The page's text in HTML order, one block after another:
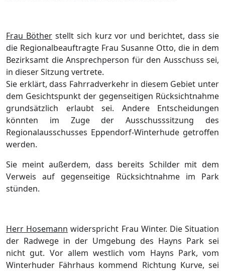
Frau Bötherstellt sich kurz vor und berichtet, dass sie
die Regionalbeauftragte Frau Susanne Otto, die in dem
Bezirksamt die Ansprechperson für den Ausschuss sei,
in dieser Sitzung vertrete.
Sie erklärt, dass Fahrradverkehr in diesem Gebiet unter
dem Gesichtspunkt der gegenseitigen Rücksichtnahme
grundsätzlich erlaubt sei. Andere Entscheidungen
könnten im Zuge der Ausschusssitzung des
Regionalausschusses Eppendorf-Winterhude getroffen
werden.
Sie meint außerdem, dass bereits Schilder mit dem
Verweis auf gegenseitige Rücksichtnahme im Park
stünden.
Herr Hosemann widerspricht Frau Winter. Die Situation
der Radwege in der Umgebung des Hayns Park sei
nicht gut. Vor allem westlich vom Hayns Park, vom
Winterhuder Fährhaus kommend Richtung Kurve, sei